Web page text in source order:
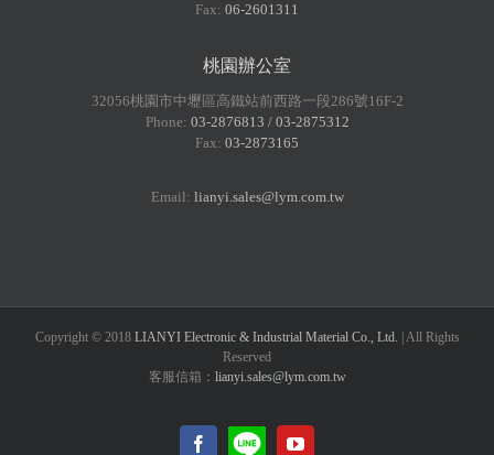
Fax: 06-2601311
桃園辦公室
32056桃園市中壢區高鐵站前西路一段286號16F-2
Phone: 03-2876813 / 03-2875312
Fax: 03-2873165
Email: lianyi.sales@lym.com.tw
Copyright © 2018 LIANYI Electronic & Industrial Material Co., Ltd. | All Rights
Reserved
客服信箱： lianyi.sales@lym.com.tw
Facebook
LINE@ YouTube